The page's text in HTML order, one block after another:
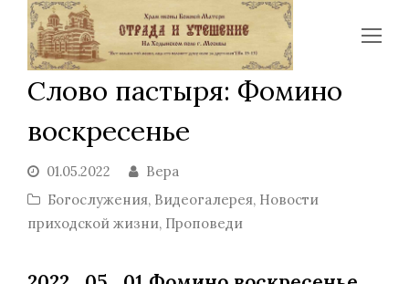
Слово пастыря: Фомино
воскресенье
01.05.2022
Вера
Богослужения, Видеогалерея, Новости
приходской жизни, Проповеди